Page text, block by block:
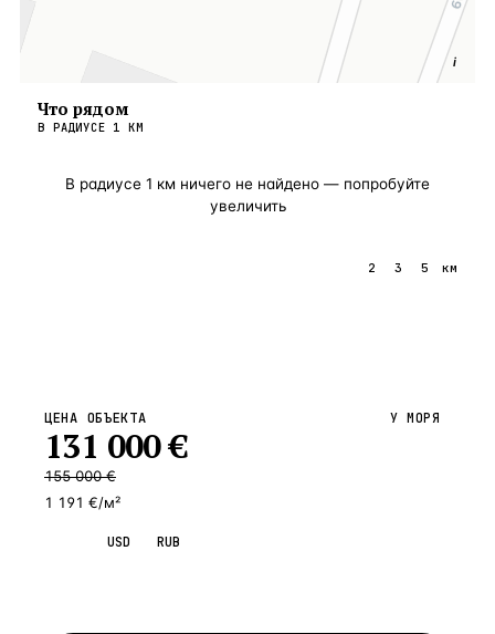
i
Что рядом
В РАДИУСЕ 1 КМ
В радиусе 1 км ничего не найдено — попробуйте
увеличить
2 3 5 км
ЦЕНА ОБЪЕКТА
131 000€
155 000 €
1 191 €/м²
У МОРЯ
USD RUB